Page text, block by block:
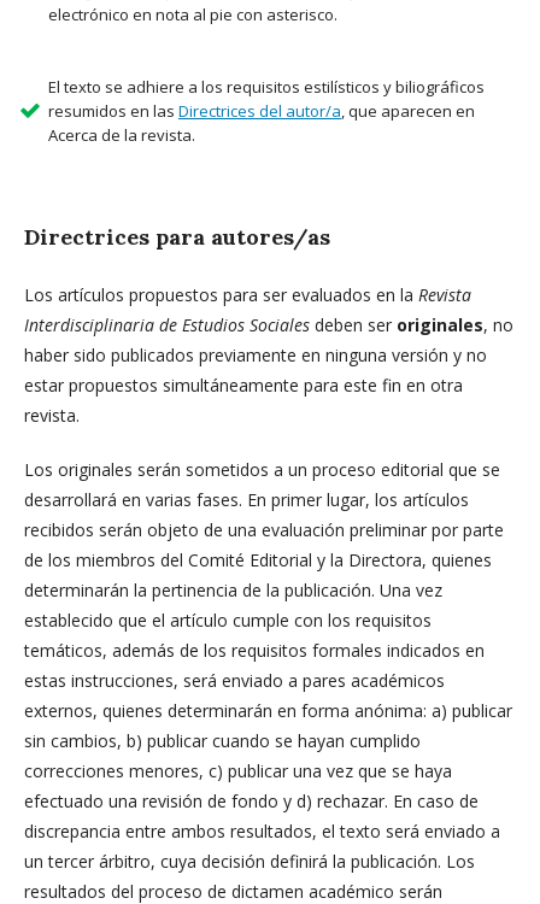
electrónico en nota al pie con asterisco.
El texto se adhiere a los requisitos estilísticos y biliográficos
resumidos en las Directrices del autor/a, que aparecen en
Acerca de la revista.
Directrices para autores/as
Los artículos propuestos para ser evaluados en la Revista
Interdisciplinaria de Estudios Sociales deben ser originales, no
haber sido publicados previamente en ninguna versión y no
estar propuestos simultáneamente para este fin en otra
revista.
Los originales serán sometidos a un proceso editorial que se
desarrollará en varias fases. En primer lugar, los artículos
recibidos serán objeto de una evaluación preliminar por parte
de los miembros del Comité Editorial y la Directora, quienes
determinarán la pertinencia de la publicación. Una vez
establecido que el artículo cumple con los requisitos
temáticos, además de los requisitos formales indicados en
estas instrucciones, será enviado a pares académicos
externos, quienes determinarán en forma anónima: a) publicar
sin cambios, b) publicar cuando se hayan cumplido
correcciones menores, c) publicar una vez que se haya
efectuado una revisión de fondo y d) rechazar. En caso de
discrepancia entre ambos resultados, el texto será enviado a
un tercer árbitro, cuya decisión definirá la publicación. Los
resultados del proceso de dictamen académico serán